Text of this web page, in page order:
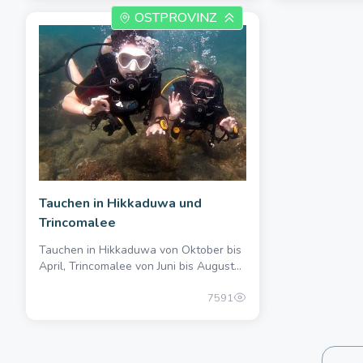
2222000.00 once
OSTPROVINZ
Tauchen in Hikkaduwa und
Trincomalee
Tauchen in Hikkaduwa von Oktober bis
April, Trincomalee von Juni bis August...
7591